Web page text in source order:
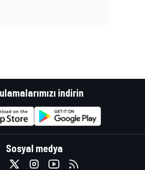
indirin
Sosyal medya